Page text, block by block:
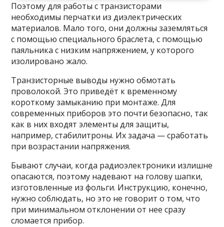
Поэтому для работы с транзисторами
необходимы перчатки из диэлектрических
материалов. Мало того, они должны заземляться
с помощью специального браслета, с помощью
паяльника с низким напряжением, у которого
изолировано жало.
Транзисторные выводы нужно обмотать
проволокой. Это приведёт к временному
короткому замыканию при монтаже. Для
современных приборов это почти безопасно, так
как в них входят элементы для защиты,
например, стабилитроны. Их задача — сработать
при возрастании напряжения.
Бывают случаи, когда радиоэлектроники излишне
опасаются, поэтому надевают на голову шапки,
изготовленные из фольги. Инструкцию, конечно,
нужно соблюдать, но это не говорит о том, что
при минимальном отклонении от нее сразу
сломается прибор.